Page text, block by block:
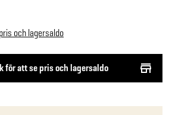
för att se pris och lagersaldo
och lagersaldo